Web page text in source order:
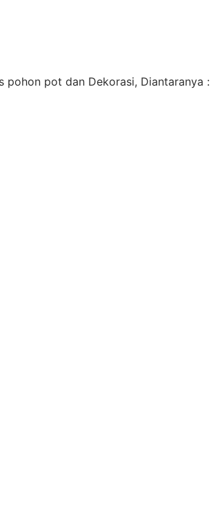
pohon pot dan Dekorasi, Diantaranya :